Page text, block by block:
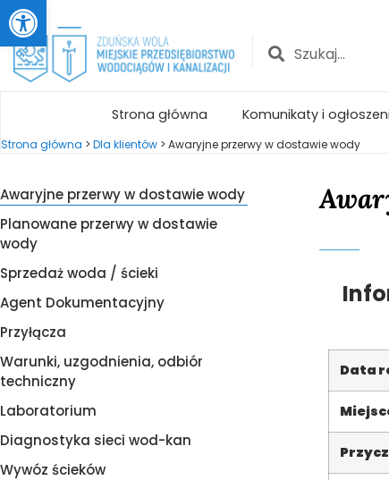
Strona główna Komunikaty i
Strona główna > Dla klientów > Awaryjne przerwy w dostawie wody
Awaryjne przerwy w dostawie wody
Planowane przerwy w dostawie
wody
Sprzedaż woda / ścieki
Agent Dokumentacyjny
Przyłącza
Warunki, uzgodnienia, odbiór
techniczny
Laboratorium
Diagnostyka sieci wod-kan
Wywóz ścieków
Data